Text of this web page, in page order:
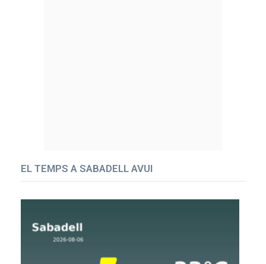
EL TEMPS A SABADELL AVUI